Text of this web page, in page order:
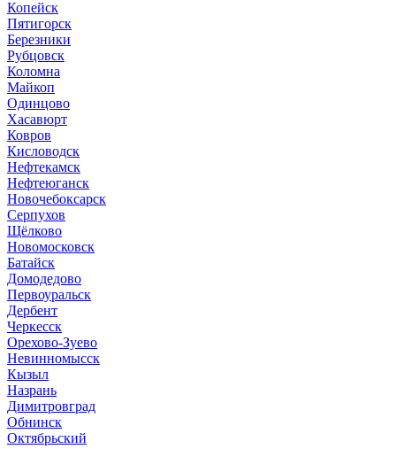
Копейск
Пятигорск
Березники
Рубцовск
Коломна
Майкоп
Одинцово
Хасавюрт
Ковров
Кисловодск
Нефтекамск
Нефтеюганск
Новочебоксарск
Серпухов
Щёлково
Новомосковск
Батайск
Домодедово
Первоуральск
Дербент
Черкесск
Орехово-Зуево
Невинномысск
Кызыл
Назрань
Димитровград
Обнинск
Октябрьский